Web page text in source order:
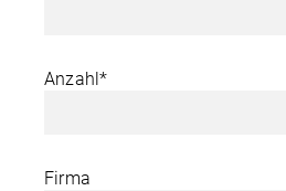
Anzahl*
Firma